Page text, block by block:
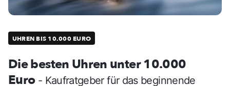
UHREN BIS 10.000 EURO
Die besten Uhren unter 10.000
Euro - Kaufratgeber für das beginnende